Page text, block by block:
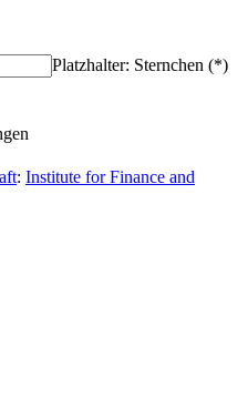
Platzhalter: Sternchen (*)
: Institute for Finance and